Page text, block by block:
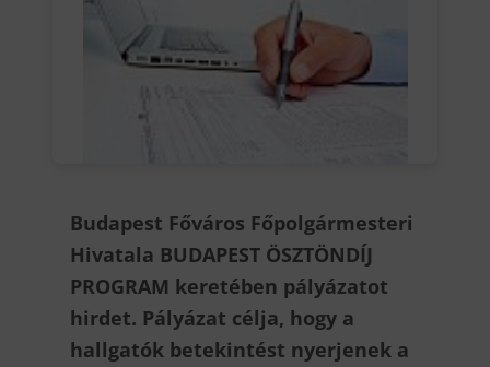
Budapest Főváros Főpolgármesteri
Hivatala BUDAPEST ÖSZTÖNDÍJ
PROGRAM keretében pályázatot
hirdet. Pályázat célja, hogy a
hallgatók betekintést nyerjenek a